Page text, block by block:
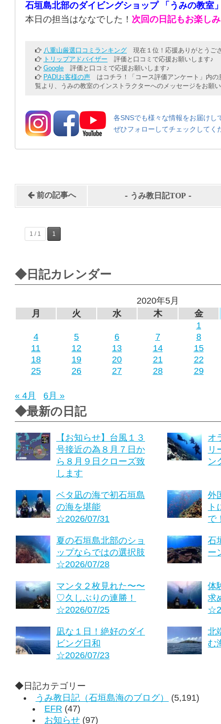
石垣島北部のダイビングショップ 「うみの教室
本日の担当はななでした！ 次回の日記もお楽し
八重山厳選口コミランキング 現在１位！応援ありがとうご
トリップアドバイザー 評価と口コミで応援お願いします♪
Google 評価と口コミで応援お願いします♪
PADIお客様の声 はコチラ！「コース評価アンケート」内の
覧より、うみの教室のインストラクターへのメッセージをお願
各SNSでも様々な情報をお届けし
ぜひフォローしてチェックしてく
前の記事へ - うみ教日記TOP -
1 / 1 1
◆日記カレンダー
2020年5月
月
火 水 木
金
1
4
5 6 7
8
11
12 13 14
15
18
19 20 21
22
25
26 27 28 29
« 4月 6月 »
◆最新の日記
【お知らせ】台風１３
号接近の為８月７日か
ら８月９日クローズ致
します
オ
リ
ン
ベタ凪の海で初石垣島
の海を堪能
☆2026/07/31
外
ト
で
夏の石垣島北部のショ
ップならではの選択肢
☆2026/07/28
石
ー
マンタ２枚見れた〜〜
♡久しぶりの連勝！
☆2026/07/25
体
求
凪な１日！絶好のダイ
ビング日和
☆2026/07/23
北
む
◆日記カテゴリー
うみ教日記（石垣島海のブログ）
(5,191)
EFR (47)
お知らせ (97)